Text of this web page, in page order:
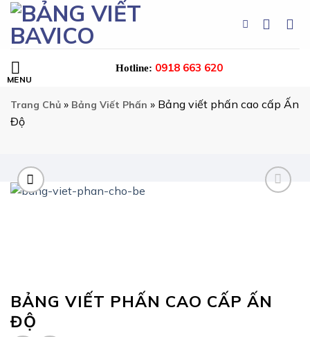
Skip
content
Hotline: 0918 663 620
Trang Chủ » Bảng Viết Phấn » Bảng viết phấn cao cấp Ấn
Độ
BẢNG VIẾT PHẤN CAO CẤP ẤN
ĐỘ